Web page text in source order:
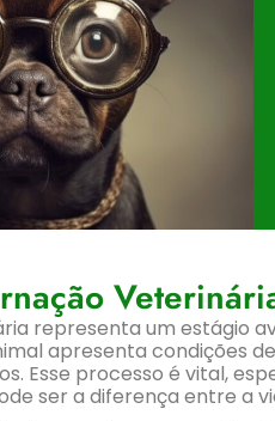
representa um estágio
apresenta condições
Esse processo é vital,
ser a diferença entre a